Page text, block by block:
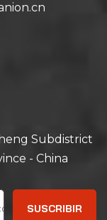
Subdistrict
- China